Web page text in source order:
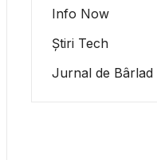
Info Now
Știri Tech
Jurnal de Bârlad